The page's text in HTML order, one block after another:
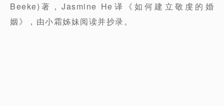
Beeke)著，Jasmine He译《如何建立敬虔的婚
姻》，由小霜姊妹阅读并抄录。